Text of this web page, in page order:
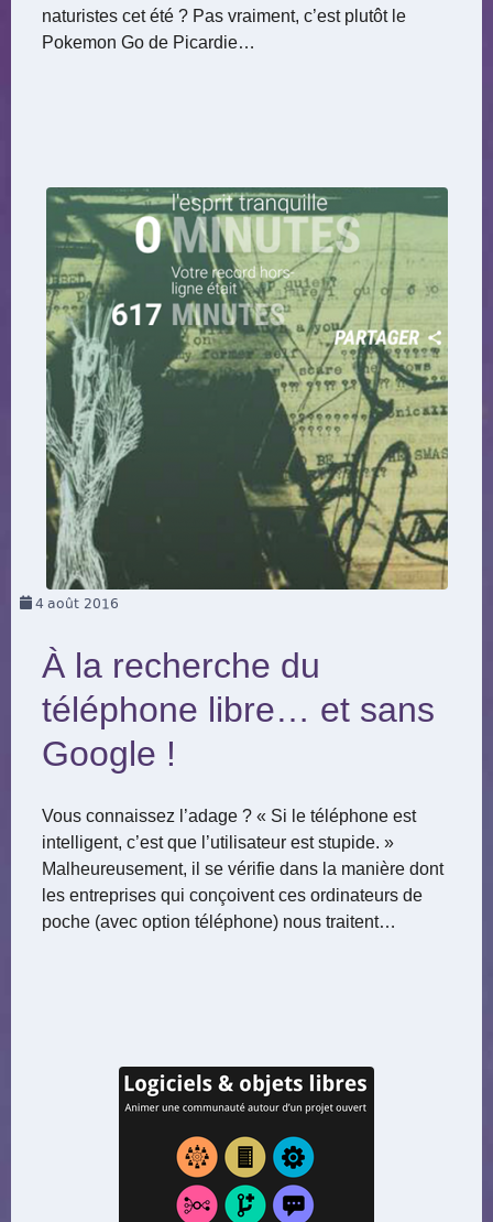
naturistes cet été ? Pas vraiment, c’est plutôt le
Pokemon Go de Picardie…
4août 2016
À la recherche du
téléphone libre… et sans
Google !
Vous connaissez l’adage ? « Si le téléphone est
intelligent, c’est que l’utilisateur est stupide. »
Malheureusement, il se vérifie dans la manière dont
les entreprises qui conçoivent ces ordinateurs de
poche (avec option téléphone) nous traitent…